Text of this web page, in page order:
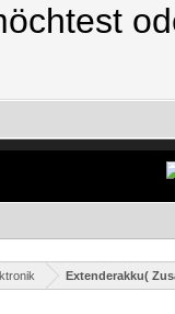
Extenderakku(